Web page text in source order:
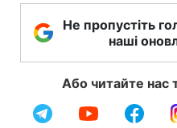
Не пропустіть
наші
Або читайте нас